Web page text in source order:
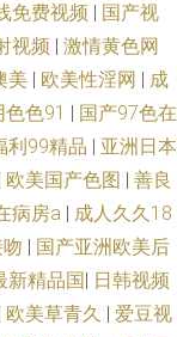
免费视频 | 国产视
视频 | 激情黄色网
美 | 欧美性淫网 | 成
色91 | 国产97色在
利99精品 | 亚洲日本
欧美国产色图 | 善良
病房a | 成人久久18
| 国产亚洲欧美后
新精品国| 日韩视频
欧美草青久 | 爱豆视